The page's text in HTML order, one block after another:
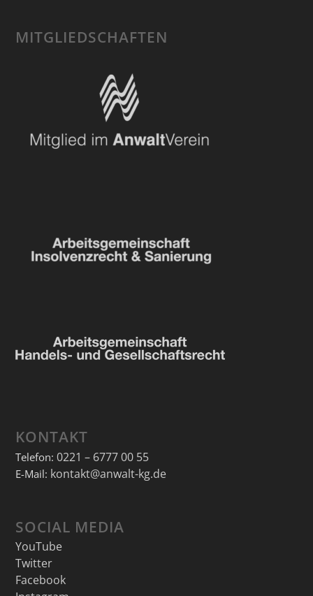
MITGLIEDSCHAFTEN
KONTAKT
Telefon: 0221 – 6777 00 55
E-Mail: kontakt@anwalt-kg.de
SOCIAL MEDIA
YouTube
Twitter
Facebook